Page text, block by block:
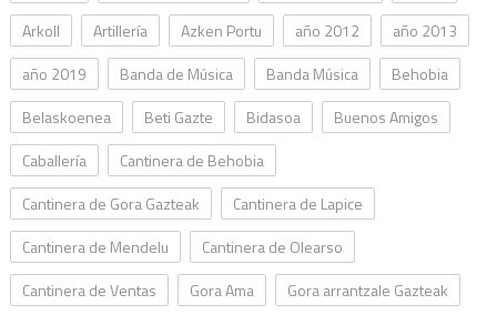
Arkoll
Artillería Azken Portu año 2012
año 2013
año 2019
Banda de Música Banda Música
Behobia
Belaskoenea
Beti Gazte Bidasoa
Buenos Amigos
Caballería
Cantinera de Behobia
Cantinera de Gora Gazteak
Cantinera de Lapice
Cantinera de Mendelu
Cantinera de Olearso
Cantinera de Ventas
Gora Ama
Gora arrantzale Gazteak